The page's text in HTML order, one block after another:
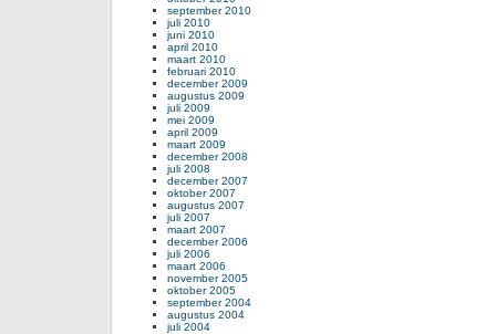
september 2010
juli 2010
juni 2010
april 2010
maart 2010
februari 2010
december 2009
augustus 2009
juli 2009
mei 2009
april 2009
maart 2009
december 2008
juli 2008
december 2007
oktober 2007
augustus 2007
juli 2007
maart 2007
december 2006
juli 2006
maart 2006
november 2005
oktober 2005
september 2004
augustus 2004
juli 2004